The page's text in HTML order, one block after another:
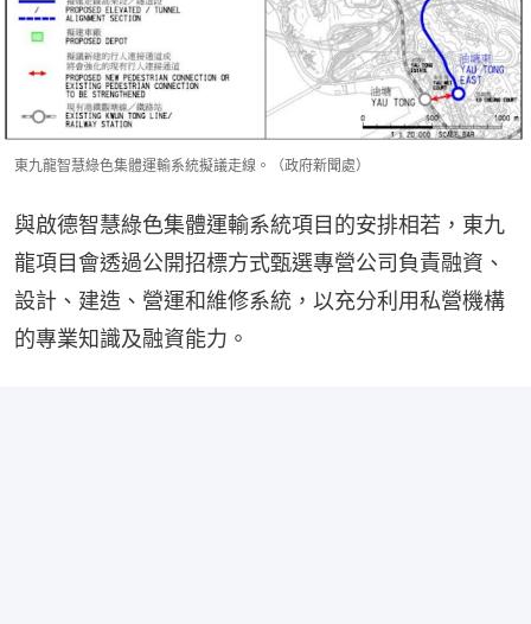
東九龍智慧綠色集體運輸系統擬議走線。（政府新聞處）
與啟德智慧綠色集體運輸系統項目的安排相若，東九
龍項目會透過公開招標方式甄選專營公司負責融資、
設計、建造、營運和維修系統，以充分利用私營機構
的專業知識及融資能力。